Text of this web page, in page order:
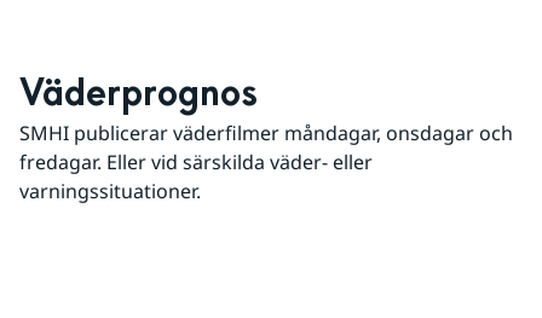
Väderprognos
SMHI publicerar väderfilmer måndagar, onsdagar och
fredagar. Eller vid särskilda väder- eller
varningssituationer.